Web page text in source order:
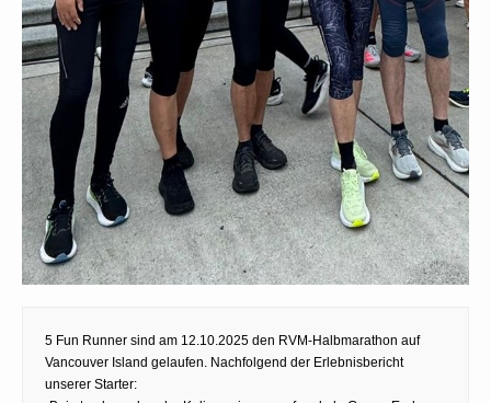
5 Fun Runner sind am 12.10.2025 den RVM-Halbmarathon auf
Vancouver Island gelaufen. Nachfolgend der Erlebnisbericht
unserer Starter: